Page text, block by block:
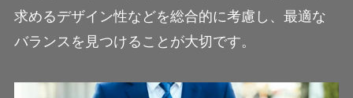
求めるデザイン性などを総合的に考慮し、最適な
バランスを見つけることが大切です。